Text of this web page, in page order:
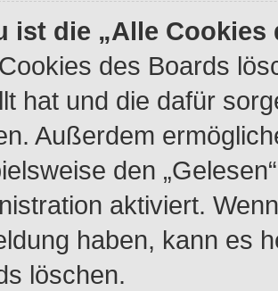
ist die „Alle
des Boards
hat und die dafür
Außerdem
den
aktiviert.
haben, kann es
löschen.